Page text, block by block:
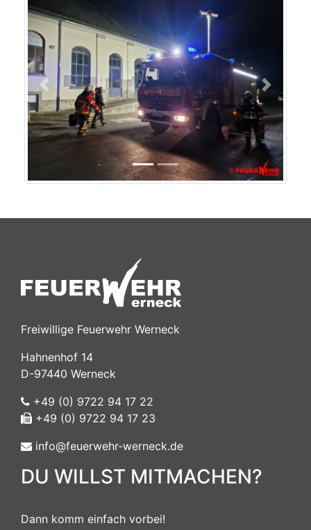
Previous Next
Freiwillige Feuerwehr Werneck
Hahnenhof 14
D-97440 Werneck
+49 (0) 9722 94 17 22
+49 (0) 9722 94 17 23
info@feuerwehr-werneck.de
DU WILLST MITMACHEN?
Dann komm einfach vorbei!